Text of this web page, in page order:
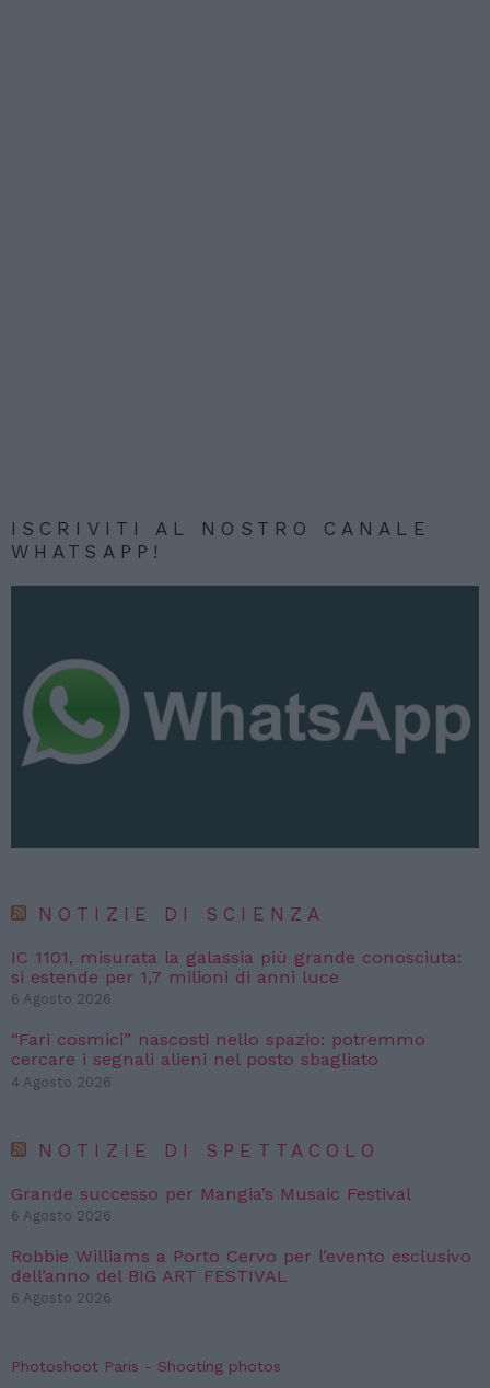
ISCRIVITI AL NOSTRO CANALE
WHATSAPP!
NOTIZIE DI SCIENZA
IC 1101, misurata la galassia più grande conosciuta:
si estende per 1,7 milioni di anni luce
6 Agosto 2026
“Fari cosmici” nascosti nello spazio: potremmo
cercare i segnali alieni nel posto sbagliato
4 Agosto 2026
NOTIZIE DI SPETTACOLO
Grande successo per Mangia’s Musaic Festival
6 Agosto 2026
Robbie Williams a Porto Cervo per l’evento esclusivo
dell’anno del BIG ART FESTIVAL
6 Agosto 2026
Photoshoot Paris - Shooting photos